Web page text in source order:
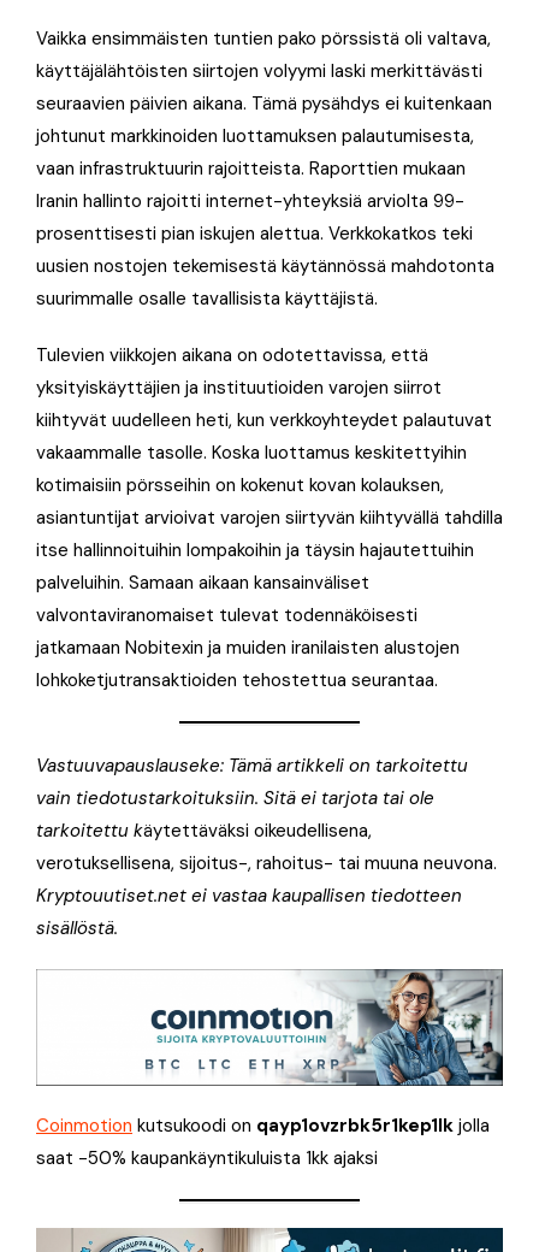
Vaikka ensimmäisten tuntien pako pörssistä oli valtava,
käyttäjälähtöisten siirtojen volyymi laski merkittävästi
seuraavien päivien aikana. Tämä pysähdys ei kuitenkaan
johtunut markkinoiden luottamuksen palautumisesta,
vaan infrastruktuurin rajoitteista. Raporttien mukaan
Iranin hallinto rajoitti internet-yhteyksiä arviolta 99-
prosenttisesti pian iskujen alettua. Verkkokatkos teki
uusien nostojen tekemisestä käytännössä mahdotonta
suurimmalle osalle tavallisista käyttäjistä.
Tulevien viikkojen aikana on odotettavissa, että
yksityiskäyttäjien ja instituutioiden varojen siirrot
kiihtyvät uudelleen heti, kun verkkoyhteydet palautuvat
vakaammalle tasolle. Koska luottamus keskitettyihin
kotimaisiin pörsseihin on kokenut kovan kolauksen,
asiantuntijat arvioivat varojen siirtyvän kiihtyvällä tahdilla
itse hallinnoituihin lompakoihin ja täysin hajautettuihin
palveluihin. Samaan aikaan kansainväliset
valvontaviranomaiset tulevat todennäköisesti
jatkamaan Nobitexin ja muiden iranilaisten alustojen
lohkoketjutransaktioiden tehostettua seurantaa.
Vastuuvapauslauseke: Tämä artikkeli on tarkoitettu
vain tiedotustarkoituksiin. Sitä ei tarjota tai ole
tarkoitettu käytettäväksi oikeudellisena,
verotuksellisena, sijoitus-, rahoitus- tai muuna neuvona.
Kryptouutiset.net ei vastaa kaupallisen tiedotteen
sisällöstä.
Coinmotion kutsukoodi on qayp1ovzrbk5r1kep1lk jolla
saat -50% kaupankäyntikuluista 1kk ajaksi